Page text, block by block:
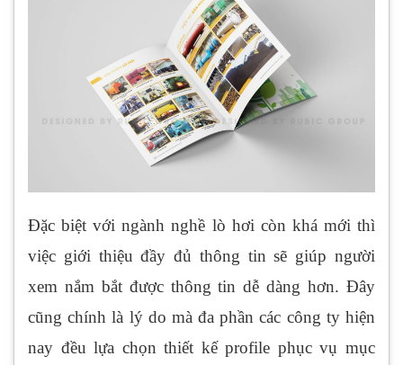
Đặc biệt với ngành nghề lò hơi còn khá mới thì
việc giới thiệu đầy đủ thông tin sẽ giúp người
xem nắm bắt được thông tin dễ dàng hơn. Đây
cũng chính là lý do mà đa phần các công ty hiện
nay đều lựa chọn thiết kế profile phục vụ mục